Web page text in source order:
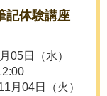
記体験講座
05日（水）
月04日（火）